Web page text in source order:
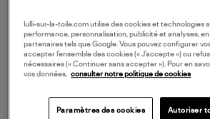
lulli-sur-la-toile.com utilise des cookies et technologies
performance, personnalisation, publicité et analyses,
partenaires tels que Google. Vous pouvez configurer
accepter l’ensemble des cookies (« J’accepte ») ou
nécessaires (« Continuer sans accepter »). Pour en
vos données, consulter notre politique de cookies
Paramètres des cookies Autoriser